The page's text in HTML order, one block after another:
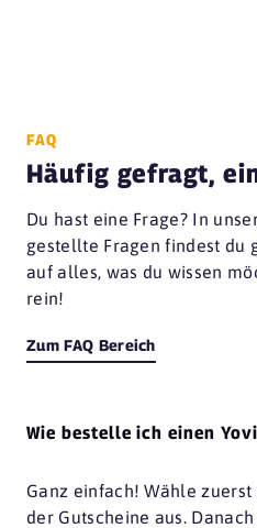
FAQ
Häufig gefragt,
Du hast eine Frage? In
gestellte Fragen findest du
auf alles, was du wissen
rein!
Zum FAQ Bereich
Wie bestelle ich einen
Ganz einfach! Wähle
der Gutscheine aus.